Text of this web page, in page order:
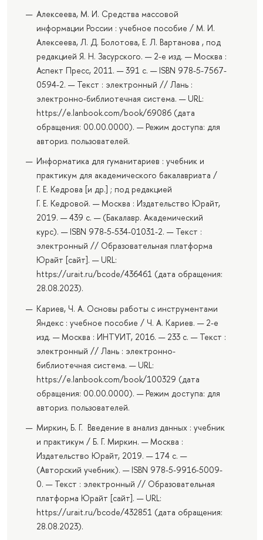
Алексеева, М. И. Средства массовой
информации России : учебное пособие / М. И.
Алексеева, Л. Д. Болотова, Е. Л. Вартанова , под
редакцией Я. Н. Засурского. — 2-е изд. — Москва :
Аспект Пресс, 2011. — 391 с. — ISBN 978-5-7567-
0594-2. — Текст : электронный // Лань :
электронно-библиотечная система. — URL:
https://e.lanbook.com/book/69086 (дата
обращения: 00.00.0000). — Режим доступа: для
авториз. пользователей.
Информатика для гуманитариев : учебник и
практикум для академического бакалавриата /
Г. Е. Кедрова [и др.] ; под редакцией
Г. Е. Кедровой. — Москва : Издательство Юрайт,
2019. — 439 с. — (Бакалавр. Академический
курс). — ISBN 978-5-534-01031-2. — Текст :
электронный // Образовательная платформа
Юрайт [сайт]. — URL:
https://urait.ru/bcode/436461 (дата обращения:
28.08.2023).
Кариев, Ч. А. Основы работы с инструментами
Яндекс : учебное пособие / Ч. А. Кариев. — 2-е
изд. — Москва : ИНТУИТ, 2016. — 233 с. — Текст :
электронный // Лань : электронно-
библиотечная система. — URL:
https://e.lanbook.com/book/100329 (дата
обращения: 00.00.0000). — Режим доступа: для
авториз. пользователей.
Миркин, Б. Г. Введение в анализ данных : учебник
и практикум / Б. Г. Миркин. — Москва :
Издательство Юрайт, 2019. — 174 с. —
(Авторский учебник). — ISBN 978-5-9916-5009-
0. — Текст : электронный // Образовательная
платформа Юрайт [сайт]. — URL:
https://urait.ru/bcode/432851 (дата обращения:
28.08.2023).